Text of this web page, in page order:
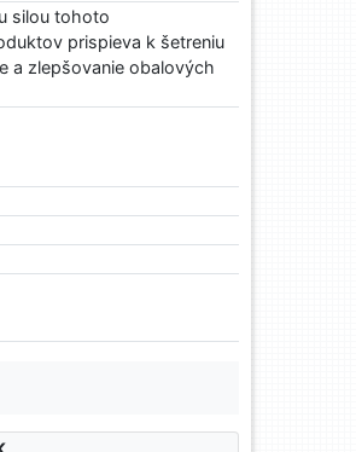
silou tohoto
prispieva k šetreniu
a zlepšovanie obalových